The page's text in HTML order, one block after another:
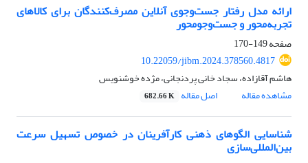
ارائه مدل رفتار جست‌‌وجوی آنلاین مصرف‌کنندگان برای کالاهای
تجربه‌محور و جست‌وجومحور
صفحه149-170
10.22059/jibm.2024.378560.4817
هاشم آقازاده، سجاد خانی پردنجانی، مژده خوشنویس
مشاهده مقاله
اصل مقاله 682.66 K
شناسایی الگوهای ذهنی کارآفرینان در خصوص تسهیل سرعت
بین‌المللی‌سازی